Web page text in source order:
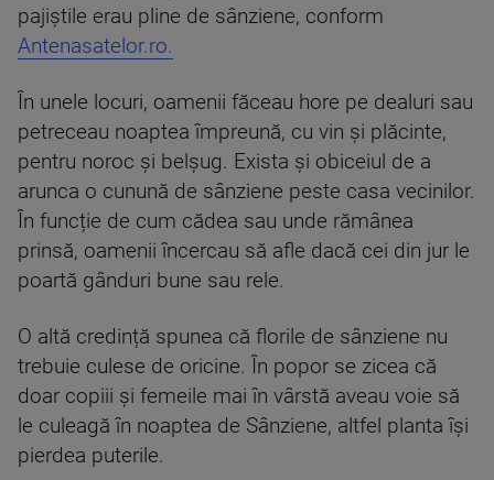
pajiștile erau pline de sânziene, conform
Antenasatelor.ro.
În unele locuri, oamenii făceau hore pe dealuri sau
petreceau noaptea împreună, cu vin și plăcinte,
pentru noroc și belșug. Exista și obiceiul de a
arunca o cunună de sânziene peste casa vecinilor.
În funcție de cum cădea sau unde rămânea
prinsă, oamenii încercau să afle dacă cei din jur le
poartă gânduri bune sau rele.
O altă credință spunea că florile de sânziene nu
trebuie culese de oricine. În popor se zicea că
doar copiii și femeile mai în vârstă aveau voie să
le culeagă în noaptea de Sânziene, altfel planta își
pierdea puterile.